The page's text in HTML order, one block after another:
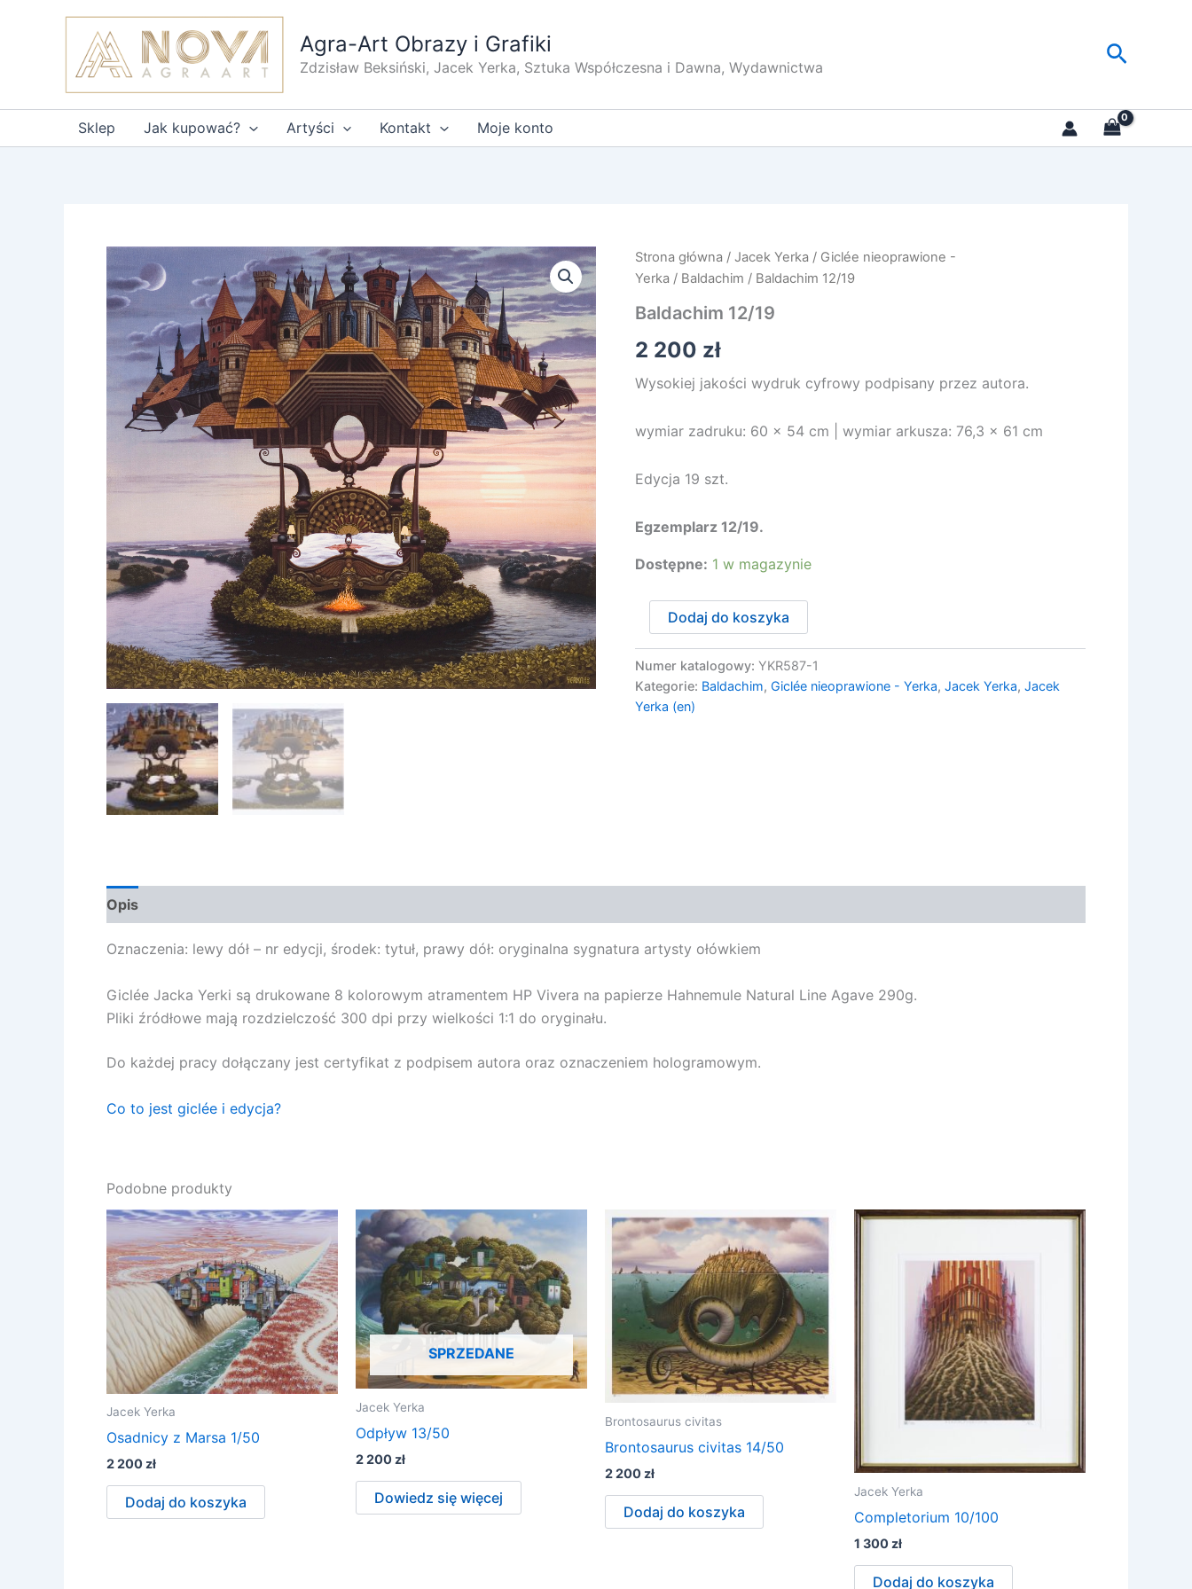
Agra-Art Obrazy i Grafiki
Zdzisław Beksiński, Jacek Yerka, Sztuka Współczesna i Dawna, Wydawnictwa
Szukaj
Sklep Jak kupować? Artyści Kontakt Moje konto
Strona główna /Jacek Yerka / Giclée nieoprawione -
Yerka / Baldachim / Baldachim 12/19
Baldachim 12/19
2 200 zł
Wysokiej jakości wydruk cyfrowy podpisany przez autora.
wymiar zadruku: 60 x 54 cm | wymiar arkusza: 76,3 x 61 cm
Edycja 19 szt.
Egzemplarz 12/19.
Dostępne: 1 w magazynie
BaldachimDodaj do koszyka
Numer katalogowy:YKR587-1
Kategorie: Baldachim,Giclée nieoprawione - Yerka,Jacek Yerka,Jacek
Yerka (en)
Opis
Oznaczenia: lewy dół – nr edycji, środek: tytuł, prawy dół: oryginalna sygnatura artysty ołówkiem
Giclée Jacka Yerki są drukowane 8 kolorowym atramentem HP Vivera na papierze Hahnemule Natural Line Agave 290g.
Pliki źródłowe mają rozdzielczość 300 dpi przy wielkości 1:1 do oryginału.
Do każdej pracy dołączany jest certyfikat z podpisem autora oraz oznaczeniem hologramowym.
Co to jest giclée i edycja?
Podobne produkty
Jacek Yerka
Osadnicy z Marsa 1/50
2 200 zł
Dodaj do koszyka
SPRZEDANE
Jacek Yerka
Odpływ 13/50
2 200 zł
Dowiedz się więcej
Brontosaurus civitas
Brontosaurus civitas 14/50
2 200 zł
Dodaj do koszyka
Jacek Yerka
Completorium 10/100
1 300 zł
Dodaj do koszyka